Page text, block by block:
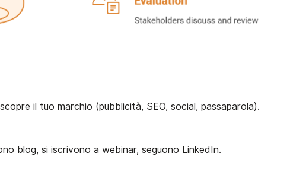
il tuo marchio (pubblicità, SEO, social, passaparola).
blog, si iscrivono a webinar, seguono LinkedIn.